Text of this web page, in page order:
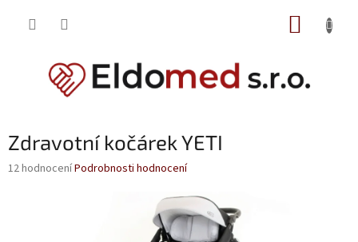
Zdravotní kočárek YETI
Průměrné
12 hodnoceníPodrobnosti hodnocení